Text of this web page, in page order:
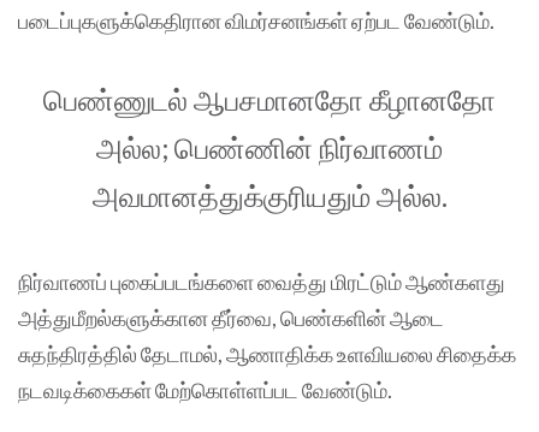
படைப்புகளுக்கெதிரான விமர்சனங்கள் ஏற்பட வேண்டும்.
பெண்ணுடல் ஆபசமானதோ கீழானதோ
அல்ல; பெண்ணின் நிர்வாணம்
அவமானத்துக்குரியதும் அல்ல.
நிர்வாணப் புகைப்படங்களை வைத்து மிரட்டும் ஆண்களது
அத்துமீறல்களுக்கான தீர்வை, பெண்களின் ஆடை
சுதந்திரத்தில் தேடாமல், ஆணாதிக்க உளவியலை சிதைக்க
நடவடிக்கைகள் மேற்கொள்ளப்பட வேண்டும்.